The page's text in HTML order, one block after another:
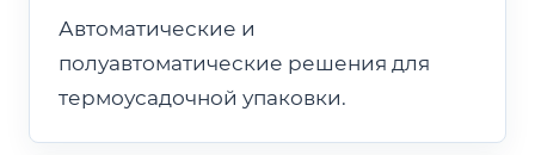
Автоматические и
полуавтоматические решения для
термоусадочной упаковки.